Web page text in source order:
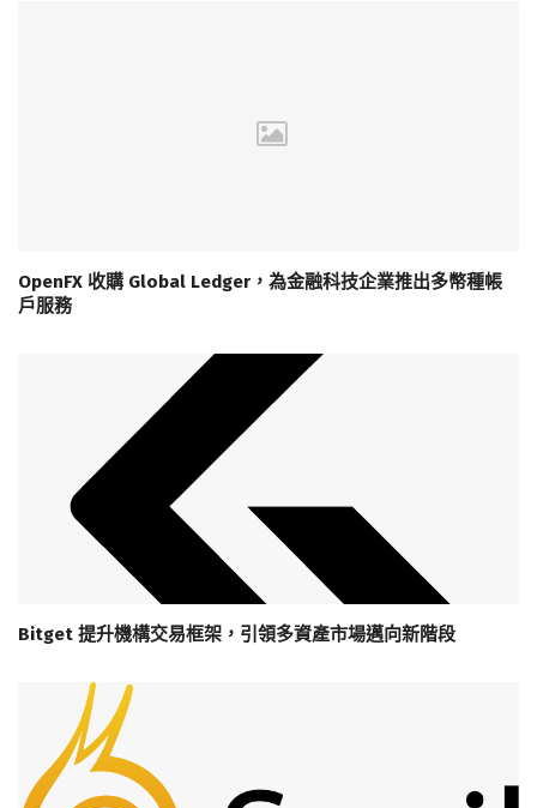
OpenFX 收購 Global Ledger，為金融科技企業推出多幣種帳
戶服務
Bitget 提升機構交易框架，引領多資產市場邁向新階段